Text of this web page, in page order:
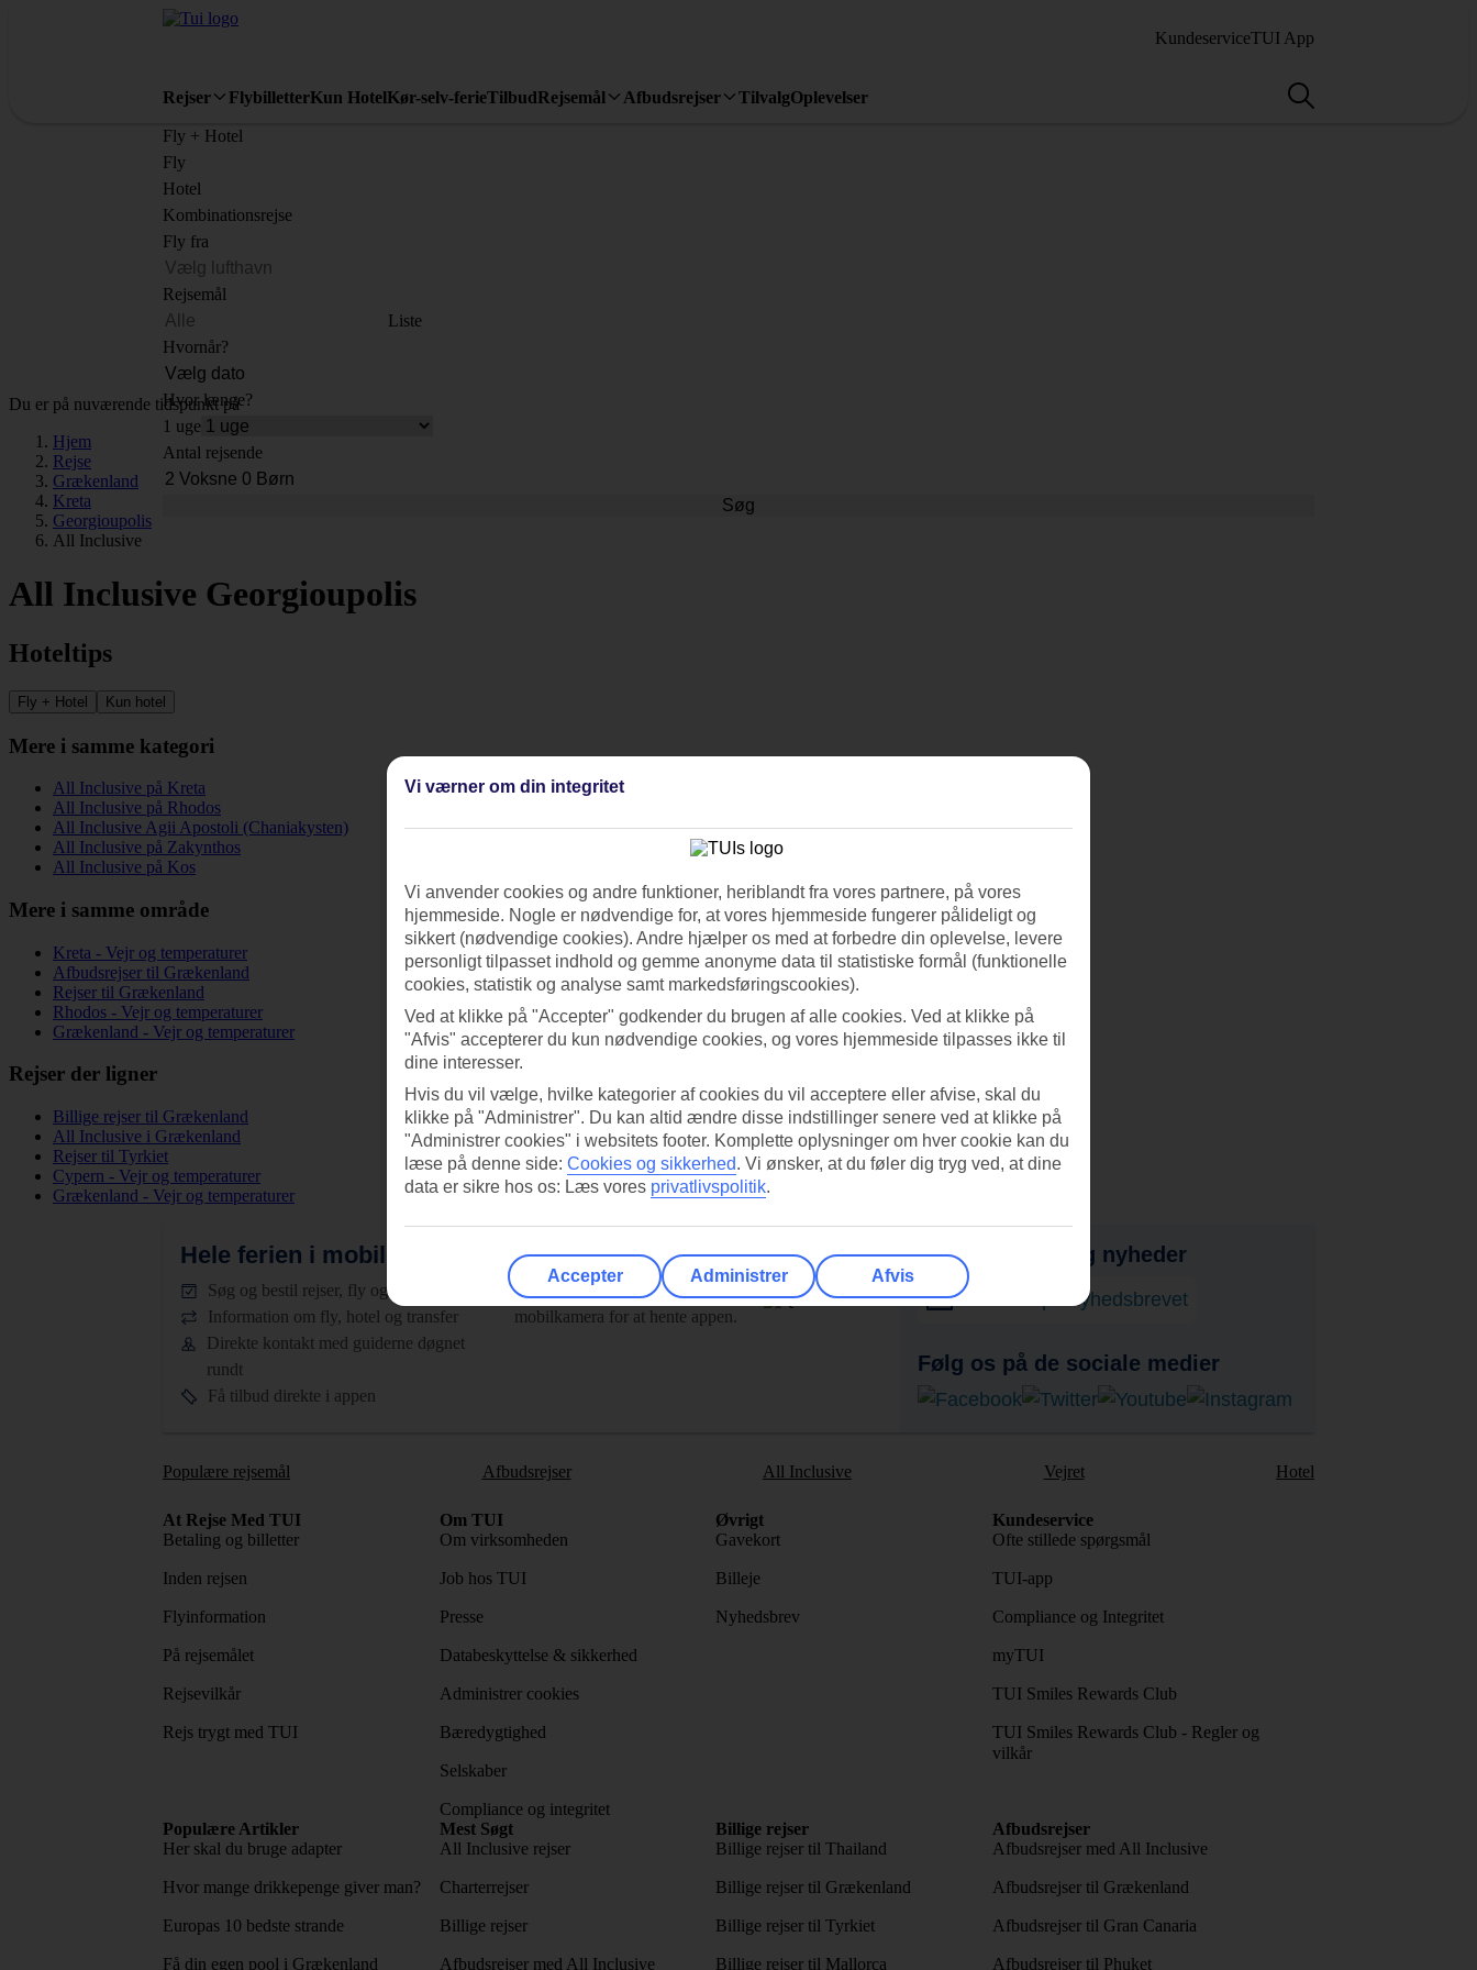
KundeserviceTUI App
Rejser FlybilletterKun HotelKør-selv-ferieTilbudRejsemål Afbudsrejser TilvalgOplevelser
Fly + Hotel
Fly
Hotel
Kombinationsrejse
Fly fra
Rejsemål
Liste
Hvornår?
Hvor længe?
1 uge
Antal rejsende
Søg
Du er på nuværende tidspunkt på
Hjem
Rejse
Grækenland
Kreta
Georgioupolis
All Inclusive
All Inclusive Georgioupolis
Hoteltips
Fly + Hotel Kun hotel
Mere i samme kategori
All Inclusive på Kreta
All Inclusive på Rhodos
All Inclusive Agii Apostoli (Chaniakysten)
All Inclusive på Zakynthos
All Inclusive på Kos
Mere i samme område
Kreta - Vejr og temperaturer
Afbudsrejser til Grækenland
Rejser til Grækenland
Rhodos - Vejr og temperaturer
Grækenland - Vejr og temperaturer
Rejser der ligner
Billige rejser til Grækenland
All Inclusive i Grækenland
Rejser til Tyrkiet
Cypern - Vejr og temperaturer
Grækenland - Vejr og temperaturer
Hele ferien i mobilen. Hent TUI-appen i dag!
Søg og bestil rejser, fly og hotel
Information om fly, hotel og transfer
Direkte kontakt med guiderne døgnet
rundt
Få tilbud direkte i appen
Scan QR-koden med dit
mobilkamera for at hente appen.
Få tilbud, tips og nyheder
Abonner på nyhedsbrevet
Følg os på de sociale medier
Populære rejsemål Afbudsrejser All Inclusive Vejret Hotel
At Rejse Med TUI
Betaling og billetter
Inden rejsen
Flyinformation
På rejsemålet
Rejsevilkår
Rejs trygt med TUI
Om TUI
Om virksomheden
Job hos TUI
Presse
Databeskyttelse & sikkerhed
Administrer cookies
Bæredygtighed
Selskaber
Compliance og integritet
Øvrigt
Gavekort
Billeje
Nyhedsbrev
Kundeservice
Ofte stillede spørgsmål
TUI-app
Compliance og Integritet
myTUI
TUI Smiles Rewards Club
TUI Smiles Rewards Club - Regler og
vilkår
Populære Artikler
Her skal du bruge adapter
Hvor mange drikkepenge giver man?
Europas 10 bedste strande
Få din egen pool i Grækenland
Mest Søgt
All Inclusive rejser
Charterrejser
Billige rejser
Afbudsrejser med All Inclusive
Billige rejser
Billige rejser til Thailand
Billige rejser til Grækenland
Billige rejser til Tyrkiet
Billige rejser til Mallorca
Afbudsrejser
Afbudsrejser med All Inclusive
Afbudsrejser til Grækenland
Afbudsrejser til Gran Canaria
Afbudsrejser til Phuket
Vi værner om din integritet
Vi anvender cookies og andre funktioner, heriblandt fra vores partnere, på vores
hjemmeside. Nogle er nødvendige for, at vores hjemmeside fungerer pålideligt og
sikkert (nødvendige cookies). Andre hjælper os med at forbedre din oplevelse, levere
personligt tilpasset indhold og gemme anonyme data til statistiske formål (funktionelle
cookies, statistik og analyse samt markedsføringscookies).
Ved at klikke på "Accepter" godkender du brugen af alle cookies. Ved at klikke på
"Afvis" accepterer du kun nødvendige cookies, og vores hjemmeside tilpasses ikke til
dine interesser.
Hvis du vil vælge, hvilke kategorier af cookies du vil acceptere eller afvise, skal du
klikke på "Administrer". Du kan altid ændre disse indstillinger senere ved at klikke på
"Administrer cookies" i websitets footer. Komplette oplysninger om hver cookie kan du
læse på denne side: Cookies og sikkerhed. Vi ønsker, at du føler dig tryg ved, at dine
data er sikre hos os: Læs vores privatlivspolitik.
Accepter Administrer Afvis